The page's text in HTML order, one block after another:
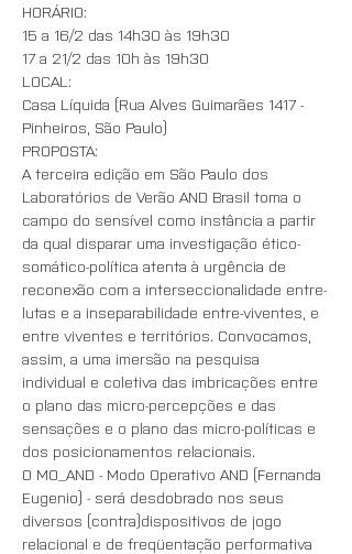
HORÁRIO:
15 a 16/2 das 14h30 às 19h30
17 a 21/2 das 10h às 19h30
LOCAL:
Casa Líquida (Rua Alves Guimarães 1417 -
Pinheiros, São Paulo)
PROPOSTA:
A terceira edição em São Paulo dos
Laboratórios de Verão AND Brasil toma o
campo do sensível como instância a partir
da qual disparar uma investigação ético-
somático-política atenta à urgência de
reconexão com a interseccionalidade entre-
lutas e a inseparabilidade entre-viventes, e
entre viventes e territórios. Convocamos,
assim, a uma imersão na pesquisa
individual e coletiva das imbricações entre
o plano das micro-percepções e das
sensações e o plano das micro-políticas e
dos posicionamentos relacionais.
O MO_AND - Modo Operativo AND (Fernanda
Eugenio) - será desdobrado nos seus
diversos (contra)dispositivos de jogo
relacional e de freqüentação performativa